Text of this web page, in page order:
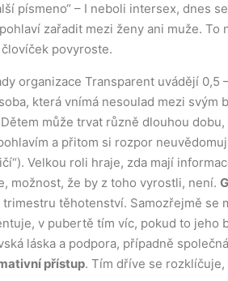
písmeno“ – I neboli intersex, dnes
zařadit mezi ženy ani muže.
povyroste.
organizace Transparent uvádějí 0,5
která vnímá nesoulad mezi svým
může trvat různě dlouhou
a přitom si rozpor
Velkou roli hraje, zda mají
možnost, že by z toho vyrostli, není.
těhotenství. Samozřejmě se
v pubertě tím víc, pokud to jeho
láska a podpora, případně
přístup. Tím dříve se